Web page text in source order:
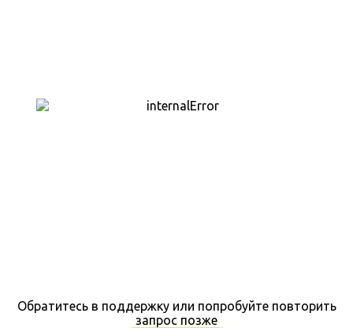
Обратитесь в поддержку или попробуйте повторить
запрос позже